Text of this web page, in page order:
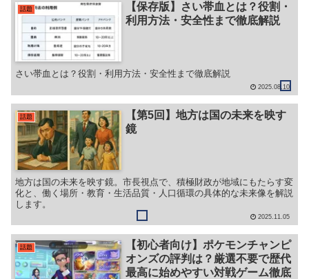
話題
【保存版】さい帯血とは？役割・
利用方法・安全性まで徹底解説
さい帯血とは？役割・利用方法・安全性まで徹底解説
2025.08.10
話題
【第5回】地方は国の未来を映す
鏡
地方は国の未来を映す鏡。市長視点で、積極財政が地域にもたらす変
化と、働く場所・教育・生活品質・人口循環の具体的な未来像を解説
します。
2025.11.05
話題
【初心者向け】ポケモンチャンピ
オンズの評判は？厳選不要で歴代
最高に始めやすい対戦ゲーム徹底